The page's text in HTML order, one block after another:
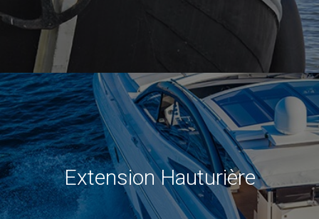
Extension Hauturière